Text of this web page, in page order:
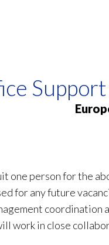
one person for the
for any future
coordination
work in close